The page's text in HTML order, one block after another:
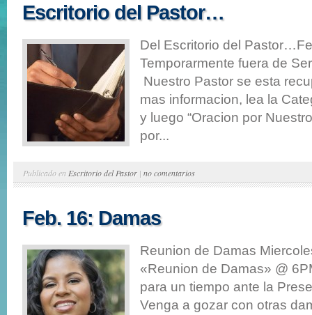
Escritorio del Pastor…
Del Escritorio del
Temporarmente fuera de
Nuestro Pastor se esta
mas informacion, lea la
y luego “Oracion por
por...
Publicado en Escritorio del Pastor | no comentarios
Feb. 16: Damas
Reunion de Damas
«Reunion de Damas» @
para un tiempo ante la
Venga a gozar con otras